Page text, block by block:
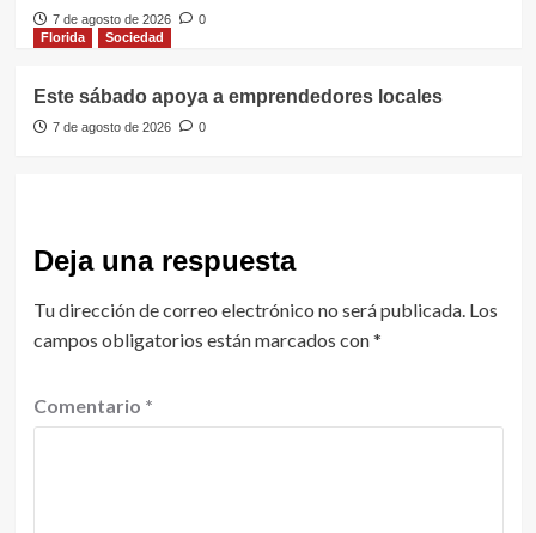
7 de agosto de 2026
0
Florida
Sociedad
Este sábado apoya a emprendedores locales
7 de agosto de 2026 0
Deja una respuesta
Tu dirección de correo electrónico no será publicada. Los
campos obligatorios están marcados con*
Comentario *